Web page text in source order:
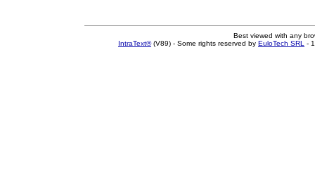
Best viewed with any
IntraText®(V89) - Some rights reserved by EuloTech SRL -